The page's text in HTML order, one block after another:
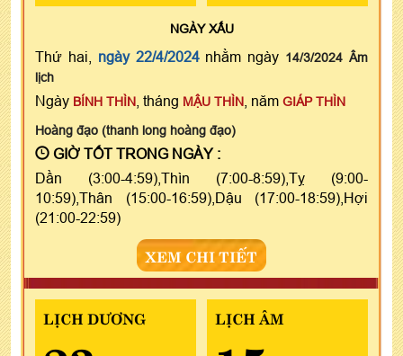
NGÀYXẤU
Thứ hai, ngày 22/4/2024nhằm ngày 14/3/2024 Âm
lịch
Ngày BÍNH THÌN , tháng MẬU THÌN , năm GIÁP THÌN
Hoàng đạo (thanh long hoàng đạo)
GIỜ TỐT TRONG NGÀY :
Dần (3:00-4:59),Thìn (7:00-8:59),Tỵ (9:00-
10:59),Thân (15:00-16:59),Dậu (17:00-18:59),Hợi
(21:00-22:59)
XEM CHI TIẾT
LỊCH DƯƠNG LỊCH ÂM